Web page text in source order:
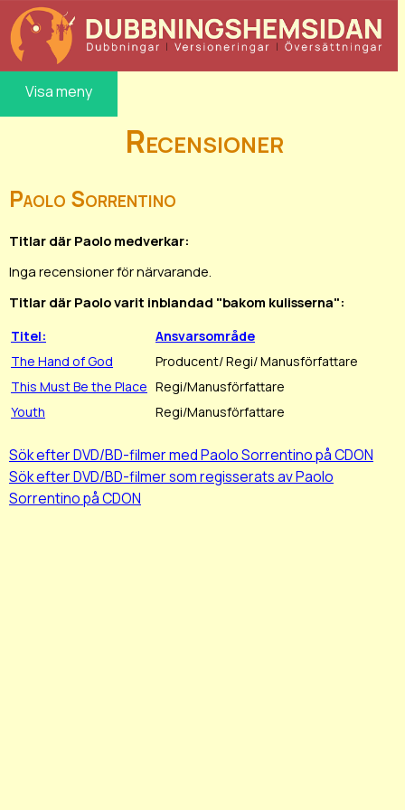
Visa meny
Recensioner
Paolo Sorrentino
Titlar där Paolo medverkar:
Inga recensioner för närvarande.
Titlar där Paolo varit inblandad "bakom kulisserna":
Titel:
Ansvarsområde
The Hand of God
Producent/ Regi/ Manusförfattare
This Must Be the Place Regi/Manusförfattare
Youth
Regi/Manusförfattare
Sök efter DVD/BD-filmer med Paolo Sorrentino på CDON
Sök efter DVD/BD-filmer som regisserats av Paolo
Sorrentino på CDON